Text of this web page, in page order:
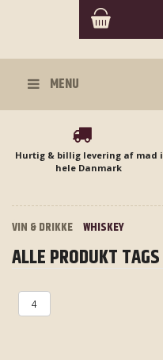
MENU
Hurtig & billig levering af mad i
hele Danmark
VIN & DRIKKE WHISKEY
ALLE PRODUKT TAGS
4